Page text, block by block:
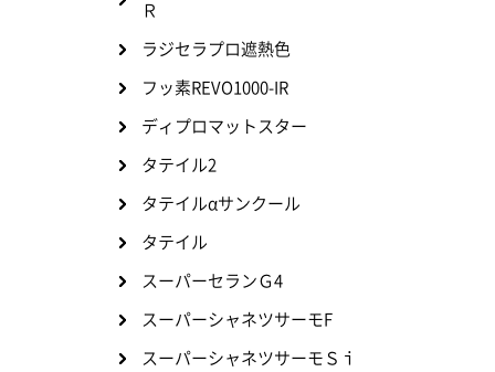
Ｒ
ラジセラプロ遮熱色
フッ素REVO1000-IR
ディプロマットスター
タテイル2
タテイルαサンクール
タテイル
スーパーセランＧ4
スーパーシャネツサーモF
スーパーシャネツサーモＳｉ